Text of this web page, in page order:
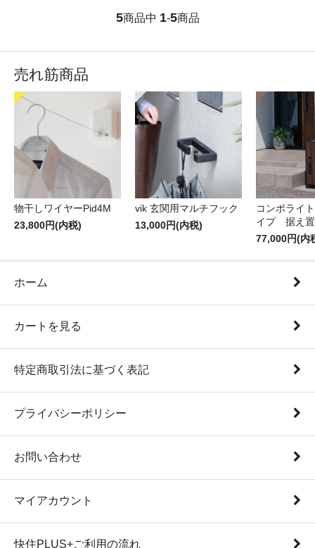
5商品中 1-5商品
売れ筋商品
物干しワイヤーPid4M
23,800円(内税)
vik 玄関用マルチフック
13,000円(内税)
コンボライ
イプ 据え置
77,000円(内
ホーム
カートを見る
特定商取引法に基づく表記
プライバシーポリシー
お問い合わせ
マイアカウント
快住PLUS+ご利用の流れ